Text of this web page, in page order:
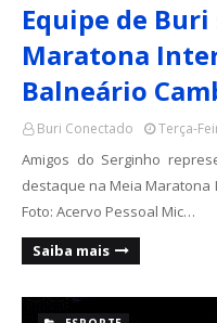
Equipe de
Maratona
Balneário
Buri Conectado Terça-
Amigos do Serginho
destaque na Meia Maratona
Foto: Acervo Pessoal Mic…
Saiba mais